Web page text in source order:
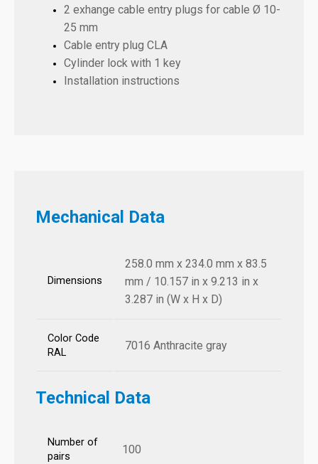
2 exhange cable entry plugs for cable Ø 10-
25 mm
Cable entry plug CLA
Cylinder lock with 1 key
Installation instructions
Mechanical Data
Dimensions
258.0 mm x 234.0 mm x 83.5
mm / 10.157 in x 9.213 in x
3.287 in (W x H x D)
Color Code
RAL
7016 Anthracite gray
Technical Data
Number of
pairs
100